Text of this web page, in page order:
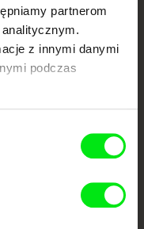
partnerom
z innymi danymi
podczas